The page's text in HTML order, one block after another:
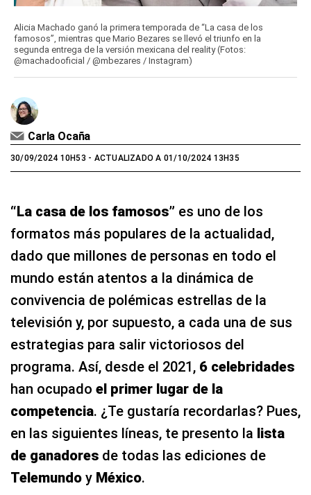
Alicia Machado ganó la primera temporada de “La casa de los
famosos”, mientras que Mario Bezares se llevó el triunfo en la
segunda entrega de la versión mexicana del reality (Fotos:
@machadooficial / @mbezares / Instagram)
Carla Ocaña
30/09/2024 10H53 - ACTUALIZADO A 01/10/2024 13H35
“La casa de los famosos” es uno de los
formatos más populares de la actualidad,
dado que millones de personas en todo el
mundo están atentos a la dinámica de
convivencia de polémicas estrellas de la
televisión y, por supuesto, a cada una de sus
estrategias para salir victoriosos del
programa. Así, desde el 2021, 6 celebridades
han ocupado el primer lugar de la
competencia. ¿Te gustaría recordarlas? Pues,
en las siguientes líneas, te presento la lista
de ganadores de todas las ediciones de
Telemundo y México.